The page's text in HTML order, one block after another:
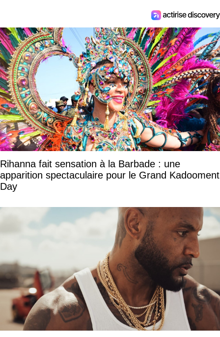
Rihanna fait sensation à la Barbade : une
apparition spectaculaire pour le Grand Kadooment
Day